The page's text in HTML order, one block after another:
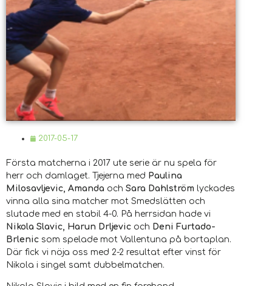
2017-05-17
Första matcherna i 2017 ute serie är nu spela för
herr och damlaget. Tjejerna med Paulina
Milosavljevic, Amanda och Sara Dahlström lyckades
vinna alla sina matcher mot Smedslätten och
slutade med en stabil 4-0. På herrsidan hade vi
Nikola Slavic, Harun Drljevic och Deni Furtado-
Brlenic som spelade mot Vallentuna på bortaplan.
Där fick vi nöja oss med 2-2 resultat efter vinst för
Nikola i singel samt dubbelmatchen.